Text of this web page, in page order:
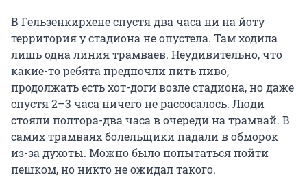
В Гельзенкирхене спустя два часа ни на йоту
территория у стадиона не опустела. Там ходила
лишь одна линия трамваев. Неудивительно, что
какие-то ребята предпочли пить пиво,
продолжать есть хот-доги возле стадиона, но даже
спустя 2–3 часа ничего не рассосалось. Люди
стояли полтора-два часа в очереди на трамвай. В
самих трамваях болельщики падали в обморок
из-за духоты. Можно было попытаться пойти
пешком, но никто не ожидал такого.